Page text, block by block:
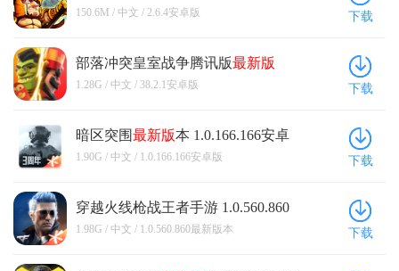
150.6M / 中文 / 2.6.4安卓版 下载
部落冲突皇室战争腾讯版最新版
38.2.1安卓版
1.28G / 中文 / 38.2.1安卓版 下载
暗区突围最新版本 1.0.166.166安卓
版
1.90G / 中文 / 1.0.166.166安卓版 下载
穿越火线枪战王者手游 1.0.560.860
最新版本
1.98G / 中文 / 1.0.560.860最新版本 下载